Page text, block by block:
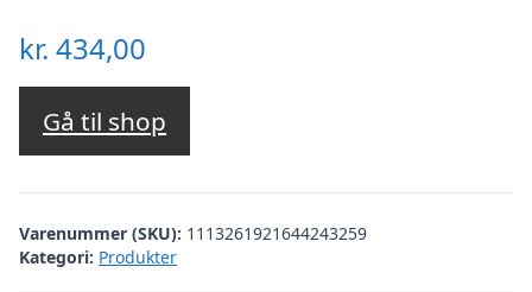
kr. 434,00
Gå til shop
Varenummer (SKU): 1113261921644243259
Kategori: Produkter